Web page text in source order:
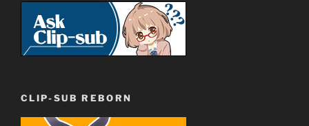
CLIP-SUB REBORN